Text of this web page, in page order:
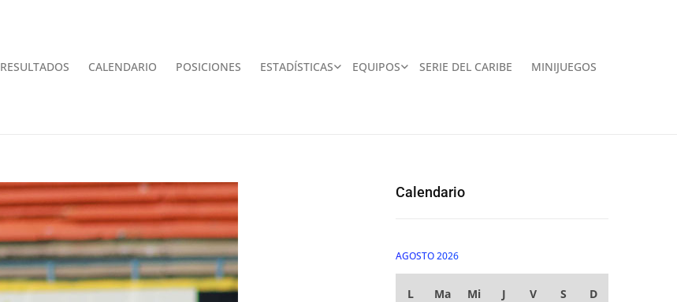
RESULTADOS CALENDARIO POSICIONES ESTADÍSTICAS EQUIPOS SERIE DEL CARIBE MINIJUEGOS
Calendario
AGOSTO 2026
L Ma Mi J V S D